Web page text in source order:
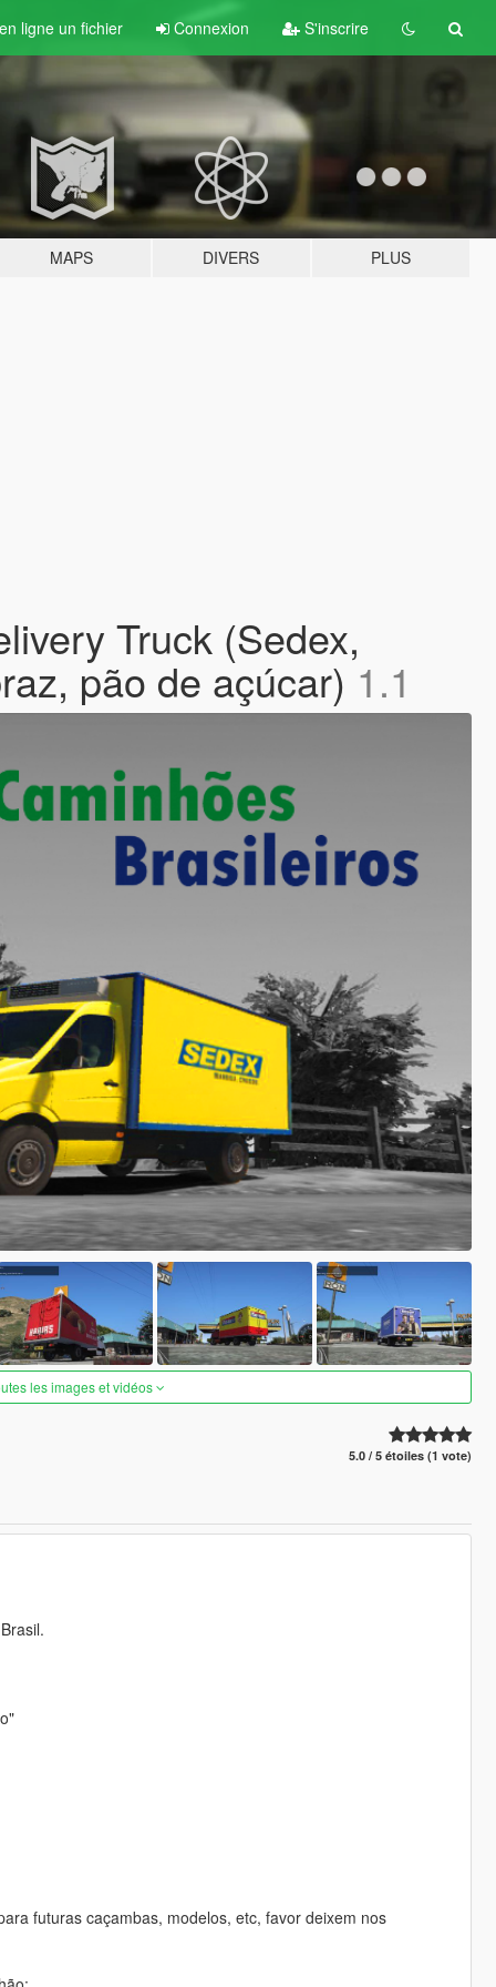
ligne un fichier Connexion S'inscrire
MAPS DIVERS PLUS
Truck (Sedex,
pão de açúcar)1.1
les images et vidéos
5.0 / 5 étoiles (1 vote)
futuras caçambas, modelos, etc, favor deixem nos